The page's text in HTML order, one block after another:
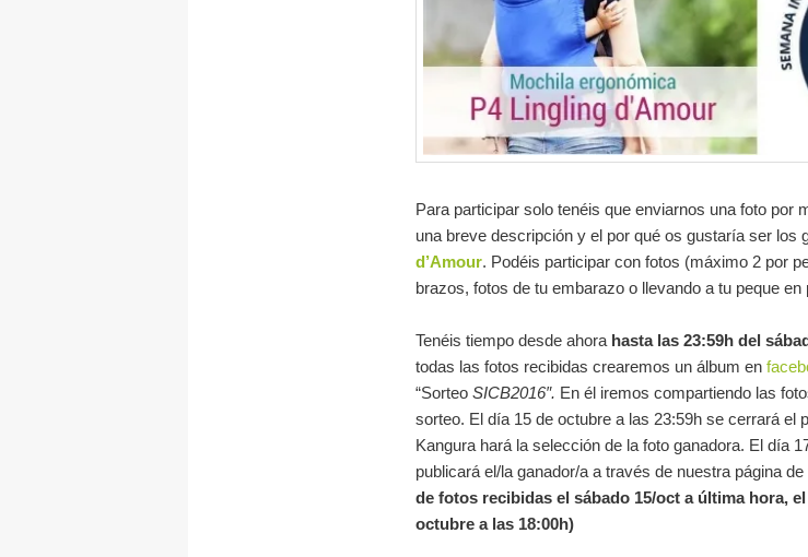
Para participar solo tenéis que enviarnos una foto por
una breve descripción y el por qué os gustaría ser los
d’Amour. Podéis participar con fotos (máximo 2 por
brazos, fotos de tu embarazo o llevando a tu peque
Tenéis tiempo desde ahora hasta las 23:59h del
todas las fotos recibidas crearemos un álbum en
“SorteoSICB2016″. En él iremos compartiendo las
sorteo. El día 15 de octubre a las 23:59h se cerrará el
Kangura hará la selección de la foto ganadora. El día
publicará el/la ganador/a a través de nuestra página de
de fotos recibidas el sábado 15/oct a última hora,
octubre a las 18:00h)